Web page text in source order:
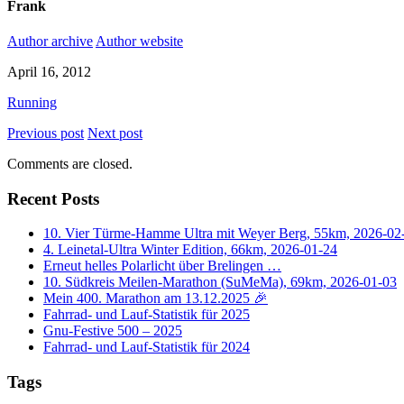
Frank
Author archive Author website
April 16, 2012
Running
Previous post Next post
Comments are closed.
Recent Posts
10. Vier Türme-Hamme Ultra mit Weyer Berg, 55km, 2026-
4. Leinetal-Ultra Winter Edition, 66km, 2026-01-24
Erneut helles Polarlicht über Brelingen …
10. Südkreis Meilen-Marathon (SuMeMa), 69km, 2026-01-03
Mein 400. Marathon am 13.12.2025 🎉
Fahrrad- und Lauf-Statistik für 2025
Gnu-Festive 500 – 2025
Fahrrad- und Lauf-Statistik für 2024
Tags